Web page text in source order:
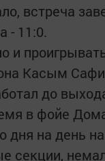
встреча
- 11:0.
и
Касым
до
в фойе
дня на день
секции,